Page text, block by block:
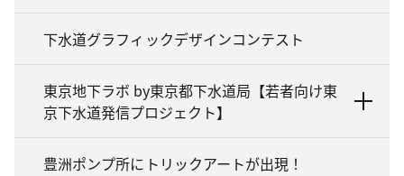
下水道グラフィックデザインコンテスト
東京地下ラボ by東京都下水道局【若者向け東
京下水道発信プロジェクト】
豊洲ポンプ所にトリックアートが出現！